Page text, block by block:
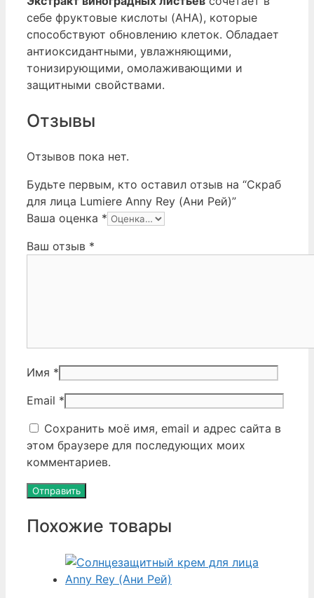
себе фруктовые кислоты (AHA), которые
способствуют обновлению клеток. Обладает
антиоксидантными, увлажняющими,
тонизирующими, омолаживающими и
защитными свойствами.
Отзывы
Отзывов пока нет.
Будьте первым, кто оставил отзыв на “Скраб
для лица Lumiere Anny Rey (Ани Рей)”
Ваша оценка *
Ваш отзыв *
Имя *
Email *
Сохранить моё имя, email и адрес сайта в
этом браузере для последующих моих
комментариев.
Похожие товары